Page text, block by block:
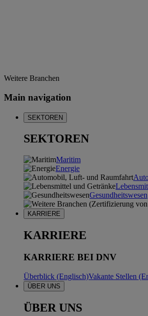
Weitere Branchen
Main navigation
SEKTOREN
SEKTOREN
Maritim
Energie
Gesundheitswesen
KARRIERE
KARRIERE
KARRIERE BEI DNV
Überblick (Englisch)Vakante Stellen
ÜBER UNS
ÜBER UNS